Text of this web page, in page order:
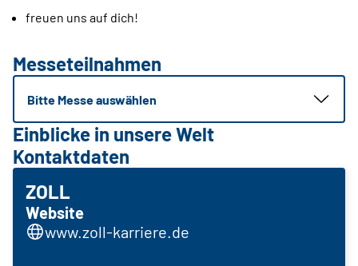
freuen uns auf dich!
Messeteilnahmen
Bitte Messe auswählen
Einblicke in unsere Welt
Kontaktdaten
ZOLL
Website
www.zoll-karriere.de